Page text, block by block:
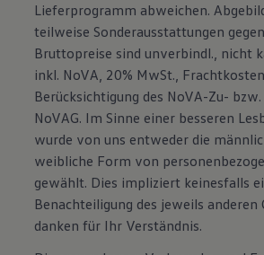
Lieferprogramm abweichen.
teilweise Sonderausstattungen
Bruttopreise sind unverbindl., nicht
inkl. NoVA, 20% MwSt.,
Berücksichtigung des NoVA-Zu-
NoVAG. Im Sinne einer besseren
wurde von uns entweder die
weibliche Form von
gewählt. Dies impliziert keinesfalls
Benachteiligung des jeweils anderen
danken für Ihr Verständnis.